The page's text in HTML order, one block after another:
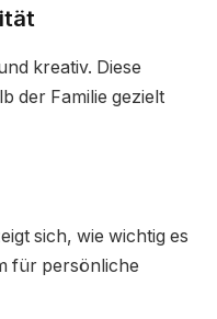
kreativ. Diese
der Familie gezielt
sich, wie wichtig es
für persönliche